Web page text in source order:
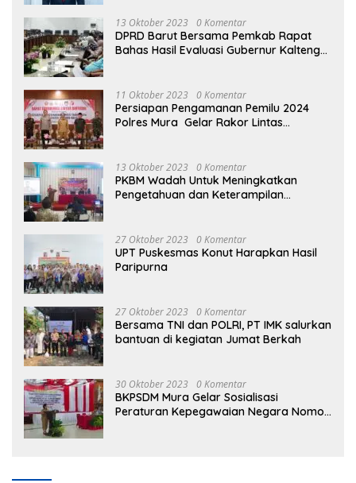
13 Oktober 2023 0 Komentar
DPRD Barut Bersama Pemkab Rapat
Bahas Hasil Evaluasi Gubernur Kalteng
11 Oktober 2023 0 Komentar
Persiapan Pengamanan Pemilu 2024
Polres Mura Gelar Rakor Lintas
13 Oktober 2023 0 Komentar
PKBM Wadah Untuk Meningkatkan
Pengetahuan dan Keterampilan
27 Oktober 2023 0 Komentar
UPT Puskesmas Konut Harapkan Hasil
Paripurna
27 Oktober 2023 0 Komentar
Bersama TNI dan POLRI, PT IMK salurkan
bantuan di kegiatan Jumat Berkah
30 Oktober 2023 0 Komentar
BKPSDM Mura Gelar Sosialisasi
Peraturan Kepegawaian Negara Nomor